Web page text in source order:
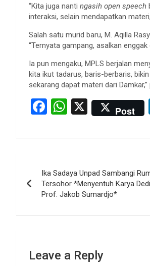
“Kita juga nanti ngasih open speech
interaksi, selain mendapatkan
Salah satu murid baru, M. Aqilla
“Ternyata gampang, asalkan enggak
Ia pun mengaku, MPLS berjalan
kita ikut tadarus, baris-berbaris,
sekarang dapat materi dari
F
ce
o
o
k
W
at
A
p
p
X Post
navigation
Ika Sadaya Unpad Sambangi
Tersohor *Menyentuh Karya
Prof. Jakob Sumardjo*
Leave a Reply